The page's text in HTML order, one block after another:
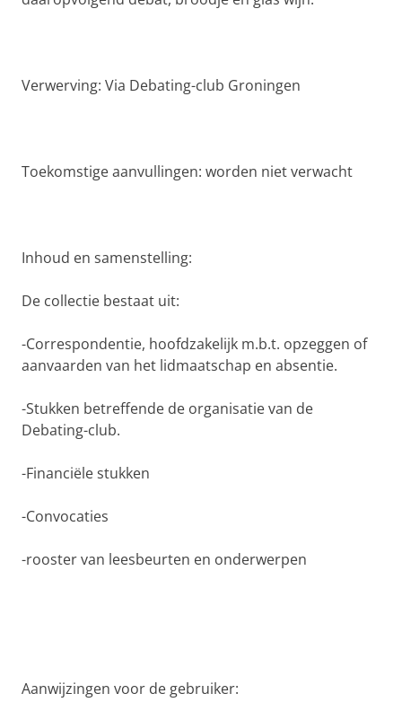
Verwerving: Via Debating-club Groningen
Toekomstige aanvullingen: worden niet verwacht
Inhoud en samenstelling:
De collectie bestaat uit:
-Correspondentie, hoofdzakelijk m.b.t. opzeggen of
aanvaarden van het lidmaatschap en absentie.
-Stukken betreffende de organisatie van de
Debating-club.
-Financiële stukken
-Convocaties
-rooster van leesbeurten en onderwerpen
Aanwijzingen voor de gebruiker: